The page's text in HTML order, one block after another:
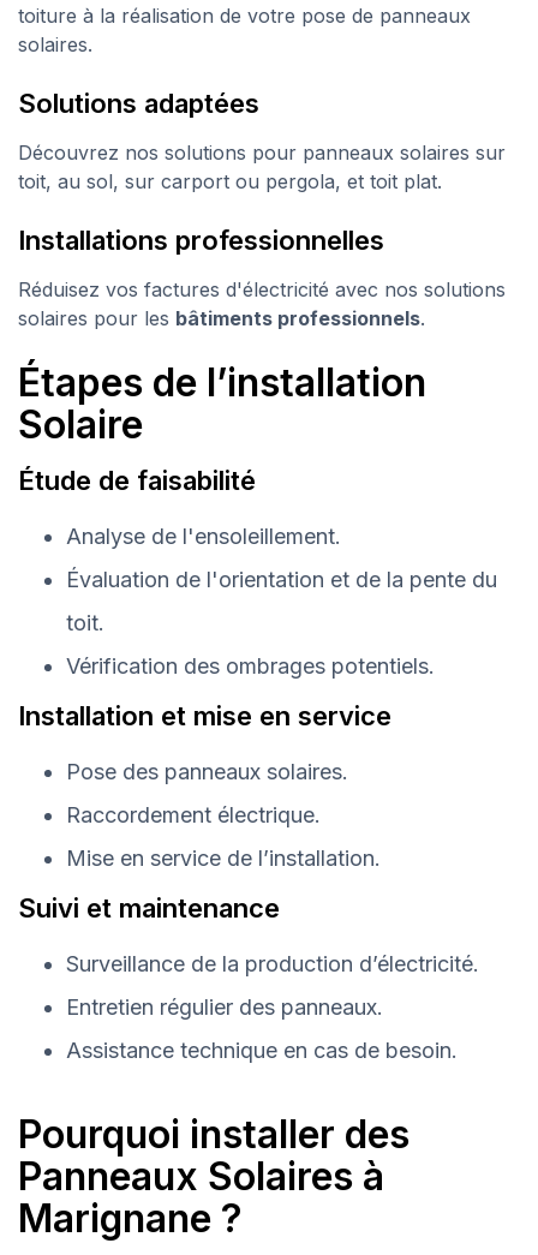
toiture à la réalisation de votre pose de panneaux
solaires.
Solutions adaptées
Découvrez nos solutions pour panneaux solaires sur
toit, au sol, sur carport ou pergola, et toit plat.
Installations professionnelles
Réduisez vos factures d'électricité avec nos solutions
solaires pour les bâtiments professionnels.
Étapes de l’installation
Solaire
Étude de faisabilité
Analyse de l'ensoleillement.
Évaluation de l'orientation et de la pente du
toit.
Vérification des ombrages potentiels.
Installation et mise en service
Pose des panneaux solaires.
Raccordement électrique.
Mise en service de l’installation.
Suivi et maintenance
Surveillance de la production d’électricité.
Entretien régulier des panneaux.
Assistance technique en cas de besoin.
Pourquoi installer des
Panneaux Solaires à
Marignane ?